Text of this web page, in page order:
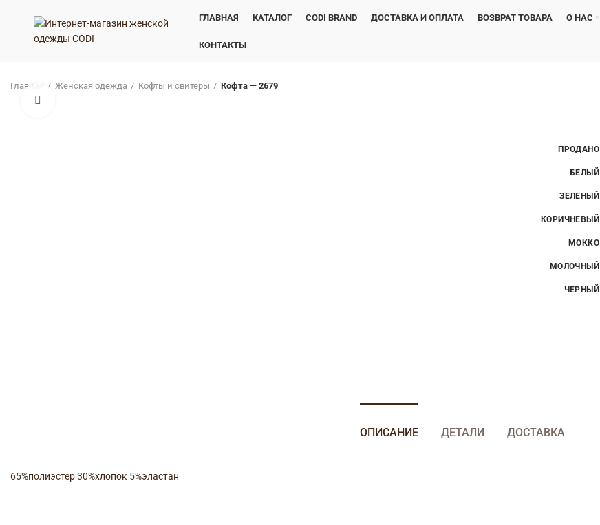
ГЛАВНАЯ КАТАЛОГ CODI BRAND ДОСТАВКА И ОПЛАТА ВОЗВРАТ ТОВАРА О НАС
КОНТАКТЫ
Главная Женская одежда Кофты и свитеры Кофта — 2679
ПРОДАНО
БЕЛЫЙ
ЗЕЛЕНЫЙ
КОРИЧНЕВЫЙ
МОККО
МОЛОЧНЫЙ
ЧЕРНЫЙ
ОПИСАНИЕ ДЕТАЛИ ДОСТАВКА
65%полиэстер 30%хлопок 5%эластан